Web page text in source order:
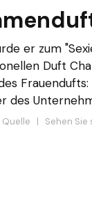
er zum
Duft
des
| Sehen